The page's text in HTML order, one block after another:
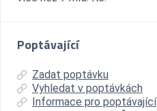
Poptávající
Zadat poptávku
Vyhledat v poptávkách
Informace pro poptávající